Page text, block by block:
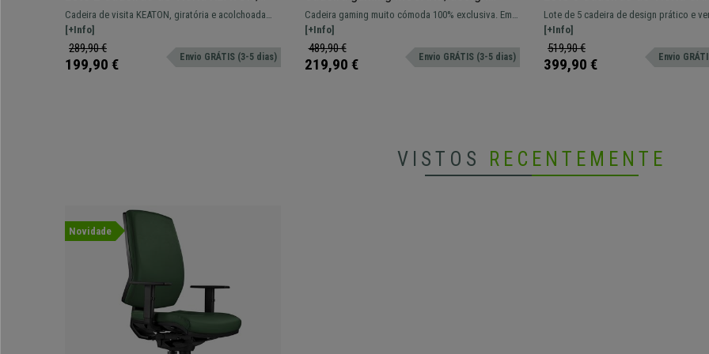
Giratória e Acolchoada, Design
Moderno, Pernas Metálicas, em
Tecido, cor Cinzento Acastanhado
Cadeira de visita KEATON, giratória e acolchoada
com desgin moderno. Disponível em várias cores.
[+Info]
289,90 €
199,90 € Envio GRÁTIS (3-5 dias)
moderno e conforto cor vermelho
Cadeira gaming muito cómoda 100% exclusiva. Em
pele com costuras e rodas de borracha.
[+Info]
489,90 €
219,90 € Envio GRÁTIS (3-5 dias)
Empilhável, Encaixe Lateral,
Cinzentas, Em Vermelho
Lote de 5 cadeira de design prático e
CARINA. Opção de encaixe prático e
[+Info]
519,90 €
399,90 € Envio
VISTOS RECENTEMENTE
Novidade